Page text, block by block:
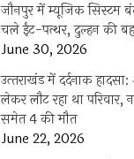
जौनपुर में म्यूजिक सिस्टम
चले ईंट-पत्थर, दुल्हन की
June 30, 2026
उत्‍तराखंड में दर्दनाक
लेकर लौट रहा था
समेत 4 की मौत
June 22, 2026